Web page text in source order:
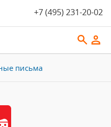
+7 (495) 231-20-02
письма